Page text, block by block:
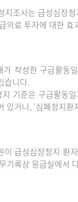
지조사는 급성심장
의료 투자에 대한
가 작성한 구급활동
습니다.
기준은 구급활동일
있거나, ‘심폐정지
이 급성심장정지 환
기록상 응급실에서